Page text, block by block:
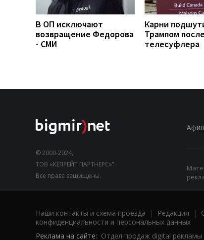
В ОП исключают
возвращение Федорова
- СМИ
Карни
Трампом
телесуфлера
© 2000-2024,
ТОВ «КЕПРЕЙТ ПАРТНЕРС»".
Все права защищены.
Наши контакты и схема проезда | Редакция |
конфиденциальности и персональных данных
Реклама на сайте: Отдел продаж digital рекламы